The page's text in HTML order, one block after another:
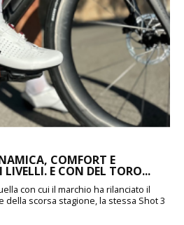
COMFORT E
E CON DEL TORO...
con cui il marchio ha rilanciato il
scorsa stagione, la stessa Shot 3